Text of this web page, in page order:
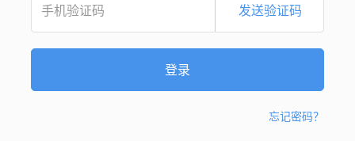
发送验证码
忘记密码？